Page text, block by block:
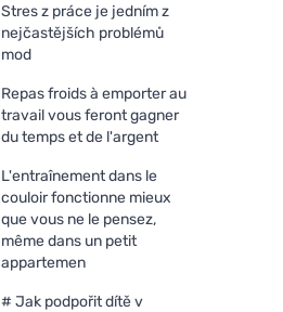
Stres z práce je jedním z
nejčastějších problémů
mod
Repas froids à emporter au
travail vous feront gagner
du temps et de l'argent
L'entraînement dans le
couloir fonctionne mieux
que vous ne le pensez,
même dans un petit
appartemen
# Jak podpořit dítě v